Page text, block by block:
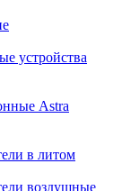
устройства
Astra
в литом
воздушные